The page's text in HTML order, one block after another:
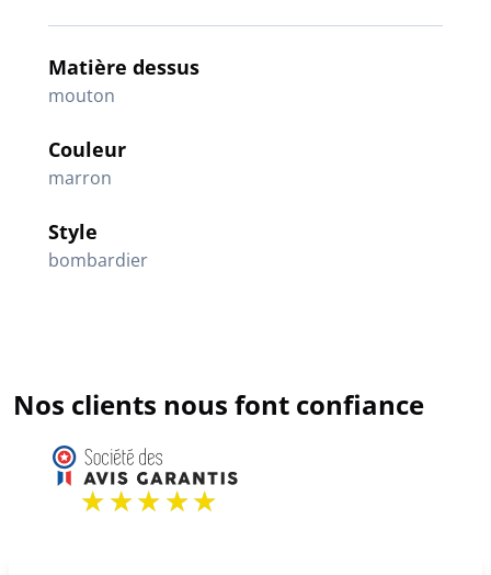
Matière dessus
mouton
Couleur
marron
Style
bombardier
Nos clients nous font confiance